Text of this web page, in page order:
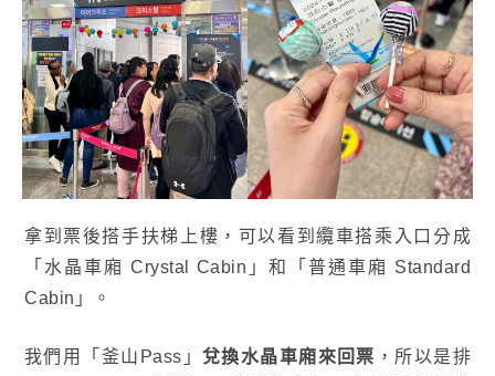
拿到票後搭手扶梯上樓，可以看到纜車搭乘入口分成
「水晶車廂 Crystal Cabin」和「普通車廂 Standard
Cabin」。
我們用「釜山Pass」 兌換水晶車廂來回票 ，所以是排